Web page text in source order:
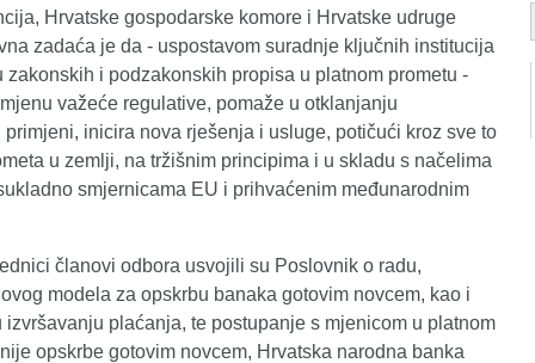
Hrvatske gospodarske komore i Hrvatske udruge
zadaća je da - uspostavom suradnje ključnih institucija
zakonskih i podzakonskih propisa u platnom prometu -
važeće regulative, pomaže u otklanjanju
inicira nova rješenja i usluge, potičući kroz sve to
u zemlji, na tržišnim principima i u skladu s načelima
smjernicama EU i prihvaćenim međunarodnim
članovi odbora usvojili su Poslovnik o radu,
modela za opskrbu banaka gotovim novcem, kao i
plaćanja, te postupanje s mjenicom u platnom
opskrbe gotovim novcem, Hrvatska narodna banka